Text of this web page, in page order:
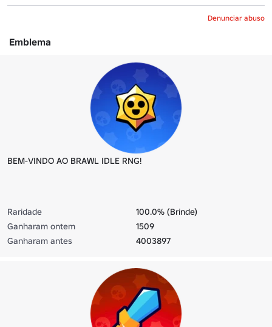
Denunciar abuso
Emblema
BEM-VINDO AO BRAWL IDLE RNG!
Raridade
100.0% (Brinde)
Ganharam ontem
1509
Ganharam antes
4003897